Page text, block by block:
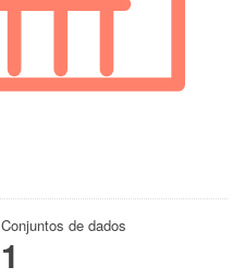
Conjuntos de dados
1